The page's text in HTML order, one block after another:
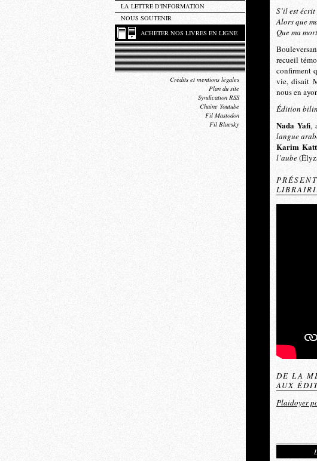
LA LETTRE D'INFORMATION
NOUS SOUTENIR
ACHETER NOS LIVRES EN LIGNE
Crédits et mentions légales
Plan du site
Syndication RSS
Chaîne Youtube
Fil Mastodon
Fil Bluesky
S’il est
Alors que
Que ma
recueil
confirment
vie, disait
nous en
Édition
Nada Yafi,
langue
Karim
l’aube
DE LA
AUX
Plaidoyer